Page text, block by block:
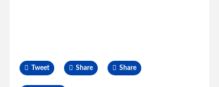
Tweet Share Share